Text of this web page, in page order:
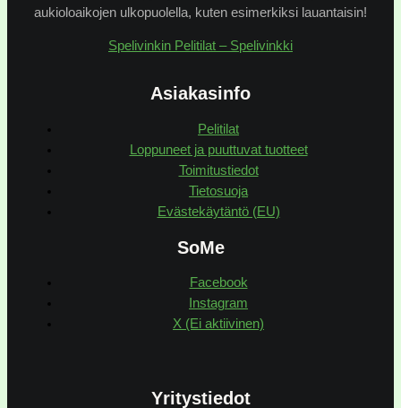
aukioloaikojen ulkopuolella, kuten esimerkiksi lauantaisin!
Spelivinkin Pelitilat – Spelivinkki
Asiakasinfo
Pelitilat
Loppuneet ja puuttuvat tuotteet
Toimitustiedot
Tietosuoja
Evästekäytäntö (EU)
SoMe
Facebook
Instagram
X (Ei aktiivinen)
Yritystiedot